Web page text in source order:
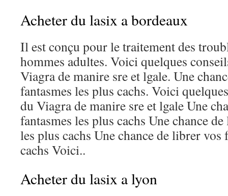
Acheter du lasix a bordeaux
Il est conçu pour le traitement des
hommes adultes. Voici quelques
Viagra de manire sre et lgale. Une
fantasmes les plus cachs. Voici
du Viagra de manire sre et lgale Une
fantasmes les plus cachs Une chance
les plus cachs Une chance de librer vos
cachs Voici..
Acheter du lasix a lyon